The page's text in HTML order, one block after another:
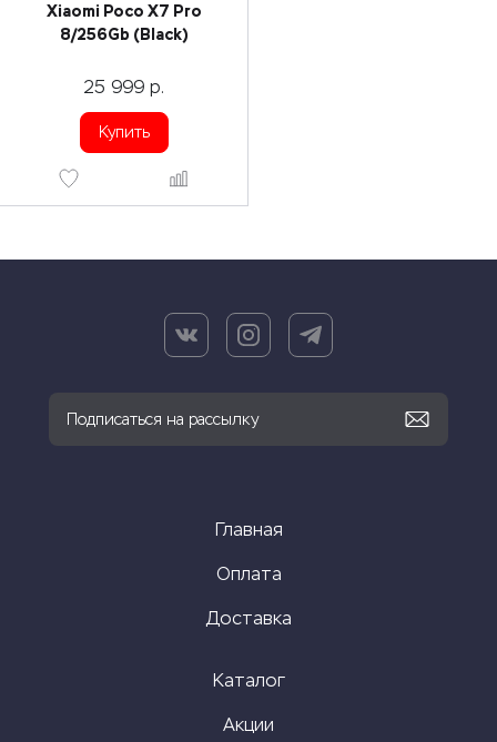
Xiaomi Poco X7 Pro
8/256Gb (Black)
25 999 р.
Купить
Главная
Оплата
Доставка
Каталог
Акции